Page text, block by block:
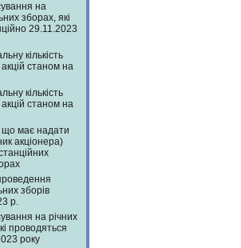
на
зборах, які
29.11.2023
кількість
станом на
кількість
станом на
що має надати
акціонера)
зборів
р.
на річних
проводяться
року